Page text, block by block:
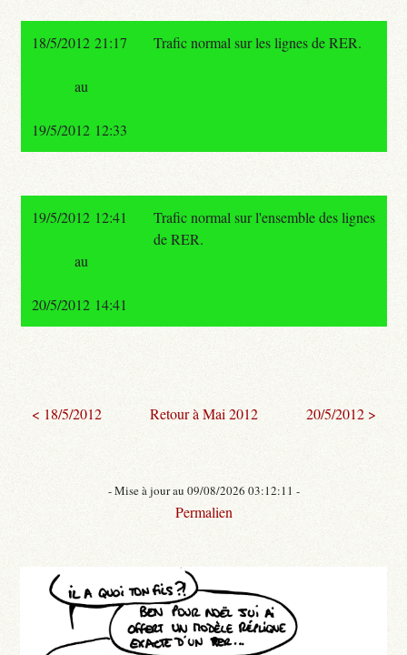
18/5/2012 21:17 Trafic normal sur les lignes de RER.
au
19/5/2012 12:33
19/5/2012 12:41
Trafic normal sur l'ensemble des lignes
de RER.
au
20/5/2012 14:41
< 18/5/2012 Retour à Mai 2012 20/5/2012 >
- Mise à jour au 09/08/2026 03:12:11 -
Permalien